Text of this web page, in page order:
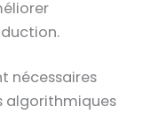
nécessaires
algorithmiques